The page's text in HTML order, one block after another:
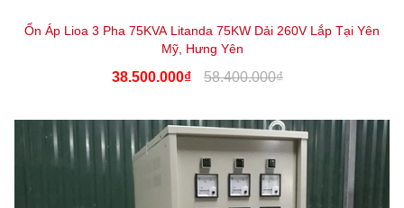
Ổn Áp Lioa 3 Pha 75KVA Litanda 75KW Dải 260V Lắp Tại Yên
Mỹ, Hưng Yên
38.500.000₫ 58.400.000₫